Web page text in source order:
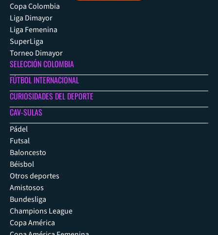
Copa Colombia
Liga Dimayor
Liga Femenina
SuperLiga
Torneo Dimayor
SELECCIÓN COLOMBIA
FÚTBOL INTERNACIONAL
CURIOSIDADES DEL DEPORTE
CAV-SULAS
Pádel
Futsal
Baloncesto
Béisbol
Otros deportes
Amistosos
Bundesliga
Champions League
Copa América